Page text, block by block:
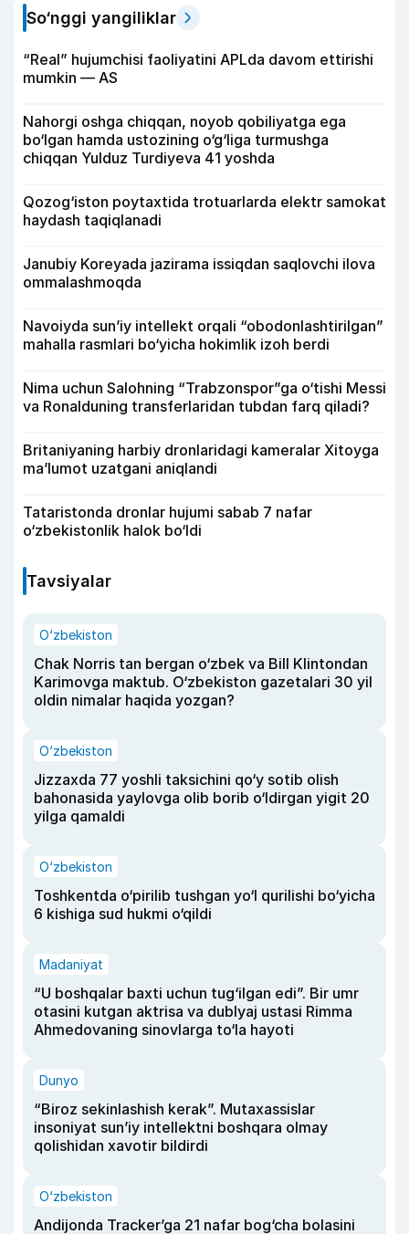
So‘nggi yangiliklar
“Real” hujumchisi faoliyatini APLda davom ettirishi
mumkin — AS
Nahorgi oshga chiqqan, noyob qobiliyatga ega
bo‘lgan hamda ustozining o‘g‘liga turmushga
chiqqan Yulduz Turdiyeva 41 yoshda
Qozog‘iston poytaxtida trotuarlarda elektr samokat
haydash taqiqlanadi
Janubiy Koreyada jazirama issiqdan saqlovchi ilova
ommalashmoqda
Navoiyda sun’iy intellekt orqali “obodonlashtirilgan”
mahalla rasmlari bo‘yicha hokimlik izoh berdi
Nima uchun Salohning “Trabzonspor”ga o‘tishi Messi
va Ronalduning transferlaridan tubdan farq qiladi?
Britaniyaning harbiy dronlaridagi kameralar Xitoyga
ma’lumot uzatgani aniqlandi
Tataristonda dronlar hujumi sabab 7 nafar
o‘zbekistonlik halok bo‘ldi
Tavsiyalar
O‘zbekiston
Chak Norris tan bergan o‘zbek va Bill Klintondan
Karimovga maktub. O‘zbekiston gazetalari 30 yil
oldin nimalar haqida yozgan?
O‘zbekiston
Jizzaxda 77 yoshli taksichini qo‘y sotib olish
bahonasida yaylovga olib borib o‘ldirgan yigit 20
yilga qamaldi
O‘zbekiston
Toshkentda o‘pirilib tushgan yo‘l qurilishi bo‘yicha
6 kishiga sud hukmi o‘qildi
Madaniyat
“U boshqalar baxti uchun tug‘ilgan edi”. Bir umr
otasini kutgan aktrisa va dublyaj ustasi Rimma
Ahmedovaning sinovlarga to‘la hayoti
Dunyo
“Biroz sekinlashish kerak”. Mutaxassislar
insoniyat sun’iy intellektni boshqara olmay
qolishidan xavotir bildirdi
O‘zbekiston
Andijonda Tracker’ga 21 nafar bog‘cha bolasini